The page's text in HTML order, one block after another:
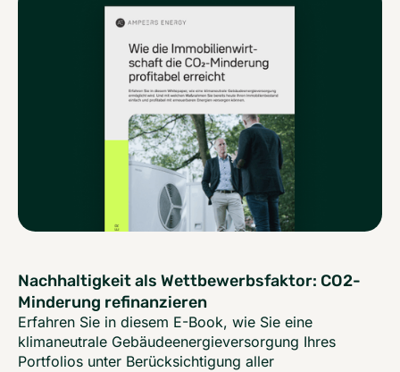
Nachhaltigkeit als Wettbewerbsfaktor: CO2-
Minderung refinanzieren
Erfahren Sie in diesem E-Book, wie Sie eine
klimaneutrale Gebäudeenergieversorgung Ihres
Portfolios unter Berücksichtigung aller